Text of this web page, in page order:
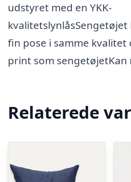
udstyret med en YKK-
kvalitetslynlåsSengetøjet
fin pose i samme kvalitet
print som sengetøjetKan
Relaterede